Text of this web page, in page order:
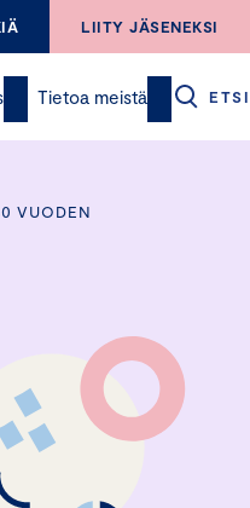
LIITY JÄSENEKSI
Tietoa meistä ETSI
VUODEN